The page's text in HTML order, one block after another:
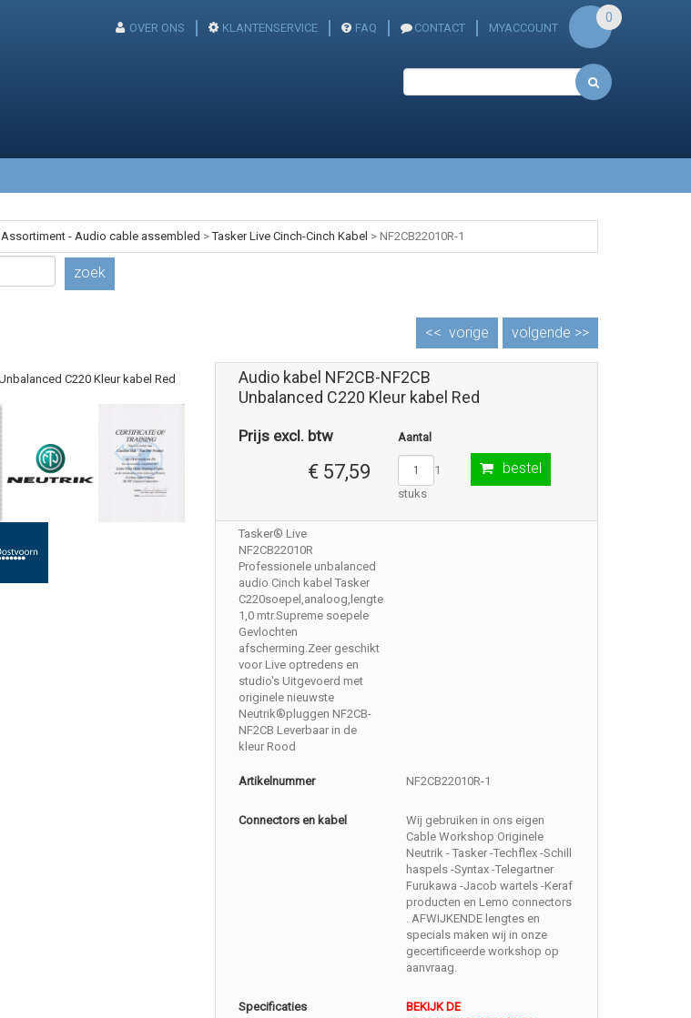
OVER ONS KLANTENSERVICE FAQ CONTACT MYACCOUNT
0
Assortiment - Audio cable assembled >Tasker Live Cinch-Cinch Kabel > NF2CB22010R-1
zoek
volgende >>
<< vorige
Audio kabel NF2CB-NF2CB
Unbalanced C220 Kleur kabel Red
Prijs excl. btw
€ 57,59
Aantal
1
stuks
bestel
Tasker® Live
NF2CB22010R
Professionele unbalanced
audio Cinch kabel Tasker
C220soepel,analoog,lengte
1,0 mtr.Supreme soepele
Gevlochten
afscherming.Zeer geschikt
voor Live optredens en
studio's Uitgevoerd met
originele nieuwste
Neutrik®pluggen NF2CB-
NF2CB Leverbaar in de
kleur Rood
Artikelnummer NF2CB22010R-1
Connectors en kabel
Wij gebruiken in ons eigen
Cable Workshop Originele
Neutrik - Tasker -Techflex -Schill
haspels -Syntax -Telegartner
Furukawa -Jacob wartels -Keraf
producten en Lemo connectors
. AFWIJKENDE lengtes en
specials maken wij in onze
gecertificeerde workshop op
aanvraag.
Specificaties
BEKIJK DE